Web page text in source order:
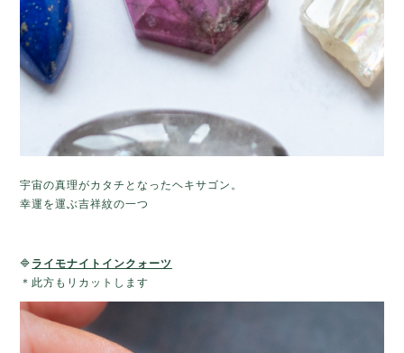
宇宙の真理がカタチとなったヘキサゴン。
幸運を運ぶ吉祥紋の一つ
🔷 ライモナイトインクォーツ
＊此方もリカットします